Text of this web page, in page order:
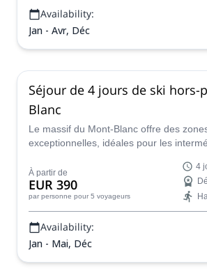
Availability:
Jan - Avr, Déc
Séjour de 4 jours de ski hors-
Blanc
Le massif du Mont-Blanc offre des
exceptionnelles, idéales pour les
À partir de
EUR 390
par personne pour 5 voyageurs
4
Availability:
Jan - Mai, Déc